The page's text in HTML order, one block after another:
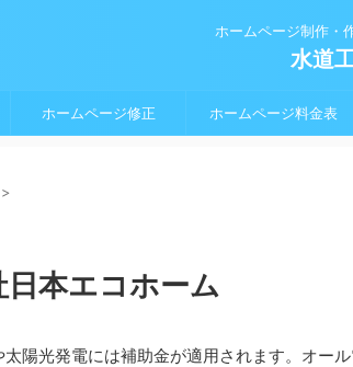
ホームページ制作・
水道
ホームページ修正 ホームページ料金表
>
日本エコホーム
太陽光発電には補助金が適用されます。オー